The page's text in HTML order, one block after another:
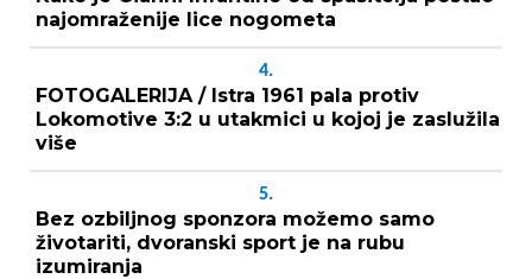
najomraženije lice nogometa
4.
FOTOGALERIJA / Istra 1961 pala protiv
Lokomotive 3:2 u utakmici u kojoj je zaslužila
više
5.
Bez ozbiljnog sponzora možemo samo
životariti, dvoranski sport je na rubu
izumiranja